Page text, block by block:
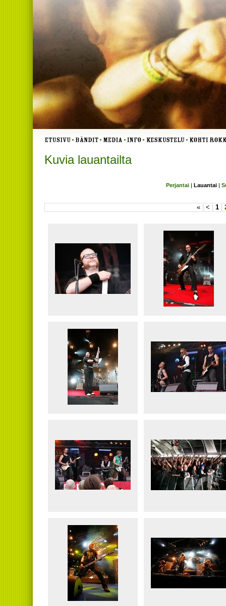
Kuvia lauantailta
Perjantai | Lauantai |
« < 1